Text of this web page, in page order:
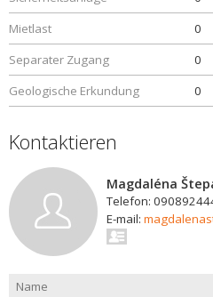
Mietlast
0
Separater Zugang
0
Geologische Erkundung
0
Kontaktieren
Magdaléna
Telefon:
E-mail: